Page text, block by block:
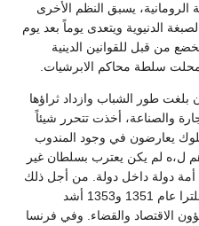
الرومانية، يسبق النظم الأخرى
الدنيوية ويتعدى يوماً بعد يوم
من قبل للقوانين الدينية
سلطة محاكم الابرشيات.
بلغت طور الشباب وازداد ثراؤها
والصناعة، أخذت تتحرر شيئاً
يعارضون في وجود المندوب
ل،ه لم يكن يعترب بسلطان غير
أمة دولة داخل دولة. من أجل ذلك
ضيقت القوانين التي صدرت في إنجلترا عام 1351 و1353 أشد
الاقتصاد والقضاء. وفي فرنسا